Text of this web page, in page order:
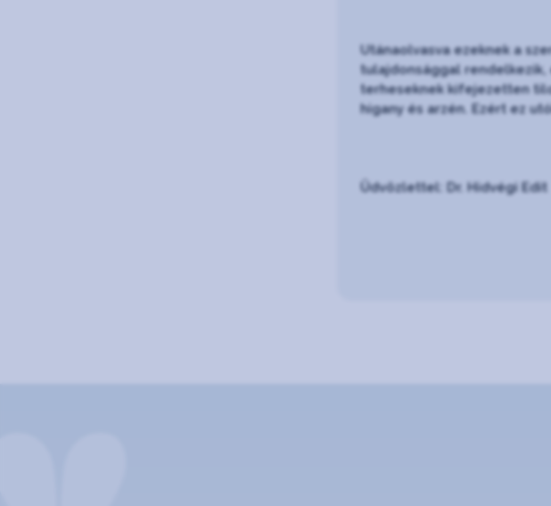
Utánaolvasva ezeknek a
tulajdonsággal
terheseknek kifejezetten
higany és arzén. Ezért ez
Üdvözlettel: Dr. Hidvégi Edit